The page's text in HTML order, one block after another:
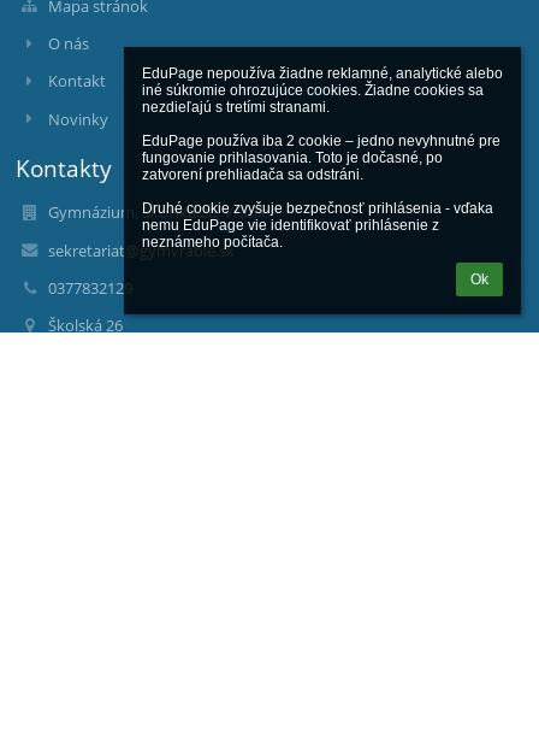
EduPage nepoužíva žiadne reklamné, analytické alebo
iné súkromie ohrozujúce cookies. Žiadne cookies sa
nezdieľajú s tretími stranami.
EduPage používa iba 2 cookie – jedno nevyhnutné pre
fungovanie prihlasovania. Toto je dočasné, po
zatvorení prehliadača sa odstráni.
Druhé cookie zvyšuje bezpečnosť prihlásenia - vďaka
nemu EduPage vie identifikovať prihlásenie z
neznámeho počítača.
Ok
Mapa stránok
O nás
Kontakt
Novinky
Kontakty
Gymnázium, Školská 26, Vráble
sekretariat@gymvrable.sk
0377832129
Školská 26